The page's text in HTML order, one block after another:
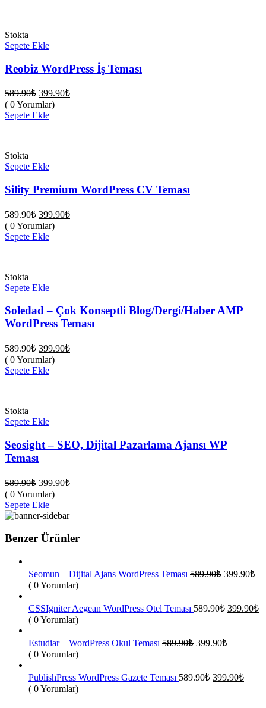
Stokta
Sepete Ekle
Reobiz WordPress İş Teması
589.90₺ Orijinal
fiyat:
589.90₺.
399.90₺Şu
( 0 Yorumlar)
Sepete Ekle
Stokta
Sepete Ekle
Sility Premium WordPress CV Teması
589.90₺ Orijinal
fiyat:
589.90₺.
399.90₺Şu
( 0 Yorumlar)
Sepete Ekle
Stokta
Sepete Ekle
Soledad – Çok Konseptli Blog/Dergi/Haber AMP
WordPress Teması
589.90₺ Orijinal
fiyat:
589.90₺.
399.90₺Şu
( 0 Yorumlar)
Sepete Ekle
Stokta
Sepete Ekle
Seosight – SEO, Dijital Pazarlama Ajansı WP
Teması
589.90₺ Orijinal
fiyat:
589.90₺.
399.90₺Şu
399.90₺.
( 0 Yorumlar)
Sepete Ekle
Benzer Ürünler
Seomun – Dijital Ajans WordPress Teması 589.90₺ Orijinal
399.90₺Şu
( 0 Yorumlar)
CSSIgniter Aegean WordPress Otel Teması 589.90₺ Orijinal
399.90₺
( 0 Yorumlar)
Estudiar – WordPress Okul Teması 589.90₺ Orijinal
399.90₺Şu
399.90₺.
( 0 Yorumlar)
PublishPress WordPress Gazete Teması 589.90₺ Orijinal
399.90₺Şu
( 0 Yorumlar)